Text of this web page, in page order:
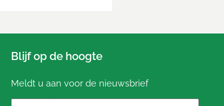
Blijf op de hoogte
Meldt u aan voor de nieuwsbrief